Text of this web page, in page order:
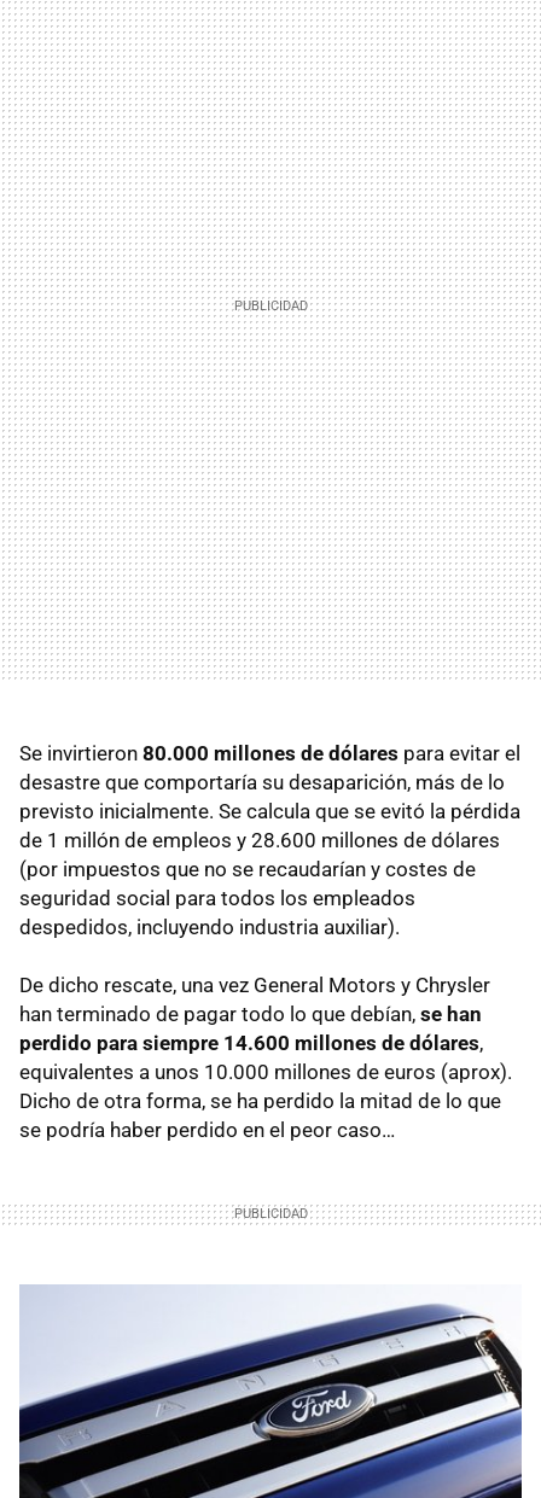
Se invirtieron 80.000 millones de dólares para evitar el
desastre que comportaría su desaparición, más de lo
previsto inicialmente. Se calcula que se evitó la pérdida
de 1 millón de empleos y 28.600 millones de dólares
(por impuestos que no se recaudarían y costes de
seguridad social para todos los empleados
despedidos, incluyendo industria auxiliar).
De dicho rescate, una vez General Motors y Chrysler
han terminado de pagar todo lo que debían, se han
perdido para siempre 14.600 millones de dólares,
equivalentes a unos 10.000 millones de euros (aprox).
Dicho de otra forma, se ha perdido la mitad de lo que
se podría haber perdido en el peor caso…